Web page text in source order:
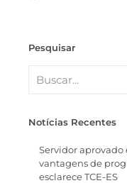
Pesquisar
Notícias Recentes
Servidor
vantagens de
esclarece TCE-ES